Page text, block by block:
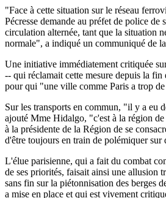
"Face à cette situation sur le réseau
Pécresse demande au préfet de police de
circulation alternée, tant que la situation
normale", a indiqué un communiqué de
Une initiative immédiatement critiquée
-- qui réclamait cette mesure depuis la fin
pour qui "une ville comme Paris a trop
Sur les transports en commun, "il y a eu
ajouté Mme Hidalgo, "c'est à la région de
à la présidente de la Région de se
d'être toujours en train de polémiquer sur
L'élue parisienne, qui a fait du combat
de ses priorités, faisait ainsi une allusion
sans fin sur la piétonnisation des berges
a mise en place et qui est vivement